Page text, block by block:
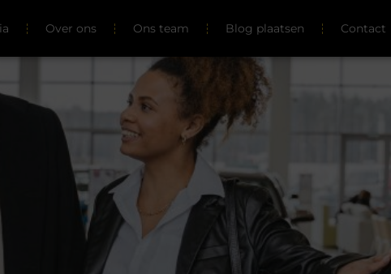
Over ons Ons team Blog plaatsen Contact